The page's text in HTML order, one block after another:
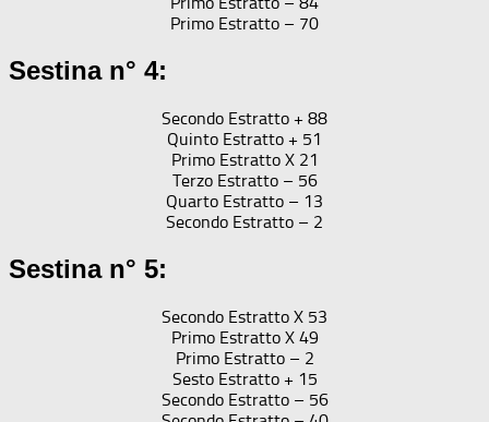
Primo Estratto – 70
Sestina n° 4:
Secondo Estratto + 88
Quinto Estratto + 51
Primo Estratto X 21
Terzo Estratto – 56
Quarto Estratto – 13
Secondo Estratto – 2
Sestina n° 5:
Secondo Estratto X 53
Primo Estratto X 49
Primo Estratto – 2
Sesto Estratto + 15
Secondo Estratto – 56